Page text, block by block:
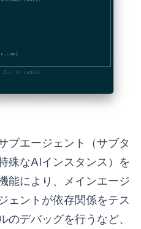
ブエージェント（サブタ
殊なAIインスタンス）を
能により、メインエージ
ェントが依存関係をテス
のデバッグを行うなど、